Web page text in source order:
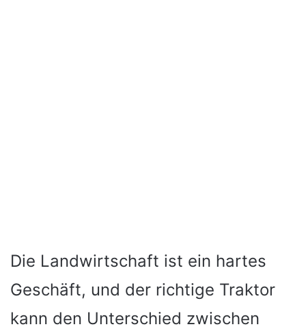
Die Landwirtschaft ist ein hartes
Geschäft, und der richtige Traktor
kann den Unterschied zwischen